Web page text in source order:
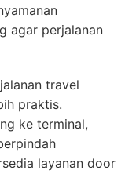
agar perjalanan
travel
praktis.
ke terminal,
layanan door